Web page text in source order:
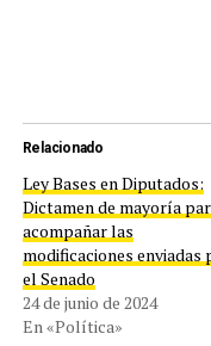
Relacionado
Ley Bases en Diputados:
Dictamen de mayoría
acompañar las
modificaciones enviadas
el Senado
24 de junio de 2024
En «Política»